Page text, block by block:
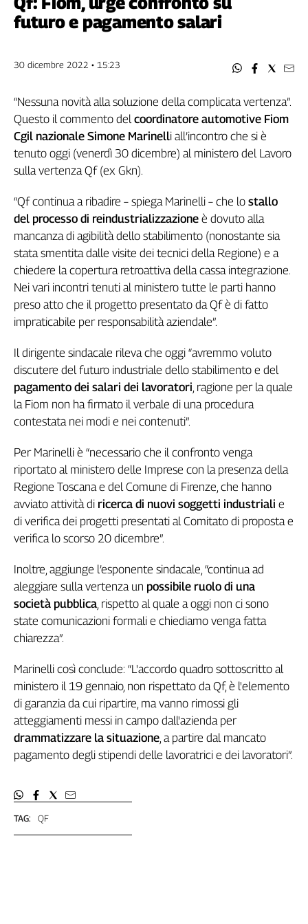
Filcams
Filctem
Filt
Fisac
Flai
Flc
Fp
Nidil
Spi
Inca
Caaf
Speciali
G8
di
Genova,
sangue
della
120
anni
Cgil
Academy
Collettiva
Play
Rubriche
Collettiva
La
settimana
Collettiva
Girasoli
Il
Linea
Economica
Tech
It
Inserti
Diffusa
InFlai
futuro e pagamento salari
30 dicembre 2022 • 15:23
TAG: QF
“Nessuna novità alla soluzione della complicata vertenza”.
Questo il commento delcoordinatore automotive Fiom
Cgil nazionale Simone Marinelli all’incontro che si è
tenuto oggi (venerdì 30 dicembre) al ministero del Lavoro
sulla vertenza Qf (ex Gkn).
“Qf continua a ribadire – spiega Marinelli – che lo stallo
del processo di reindustrializzazione è dovuto alla
mancanza di agibilità dello stabilimento (nonostante sia
stata smentita dalle visite dei tecnici della Regione) e a
chiedere la copertura retroattiva della cassa integrazione.
Nei vari incontri tenuti al ministero tutte le parti hanno
preso atto che il progetto presentato da Qf è di fatto
impraticabile per responsabilità aziendale”.
Il dirigente sindacale rileva che oggi “avremmo voluto
discutere del futuro industriale dello stabilimento e del
pagamento dei salari dei lavoratori, ragione per la quale
la Fiom non ha firmato il verbale di una procedura
contestata nei modi e nei contenuti”.
Per Marinelli è “necessario che il confronto venga
riportato al ministero delle Imprese con la presenza della
Regione Toscana e del Comune di Firenze, che hanno
avviato attività di ricerca di nuovi soggetti industriali e
di verifica dei progetti presentati al Comitato di proposta e
verifica lo scorso 20 dicembre”.
Inoltre, aggiunge l’esponente sindacale, “continua ad
aleggiare sulla vertenza un possibile ruolo di una
società pubblica, rispetto al quale a oggi non ci sono
state comunicazioni formali e chiediamo venga fatta
chiarezza”.
Marinelli così conclude: “L'accordo quadro sottoscritto al
ministero il 19 gennaio, non rispettato da Qf, è l'elemento
di garanzia da cui ripartire, ma vanno rimossi gli
atteggiamenti messi in campo dall'azienda per
drammatizzare la situazione, a partire dal mancato
pagamento degli stipendi delle lavoratrici e dei lavoratori”.